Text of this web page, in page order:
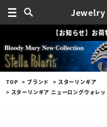
Jewelry
【お知らせ】お
TOP ブランド
スターリンギア
スターリンギア ニューロングウォレ